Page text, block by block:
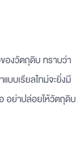
องวัตถุดิบ ทราบว่า
บเรียลไทม์จะยิ่งมี
อย่าปล่อยให้วัตถุดิบ